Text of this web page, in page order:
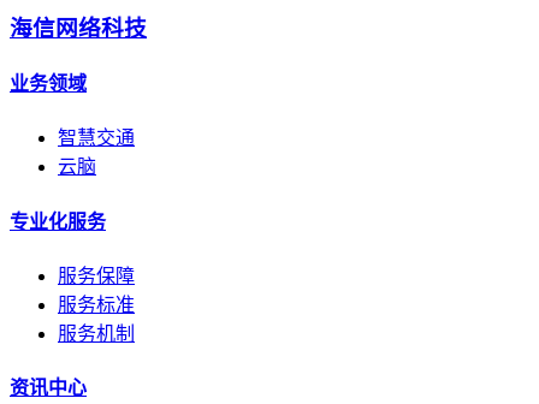
海信网络科技
业务领域
智慧交通
云脑
专业化服务
服务保障
服务标准
服务机制
资讯中心